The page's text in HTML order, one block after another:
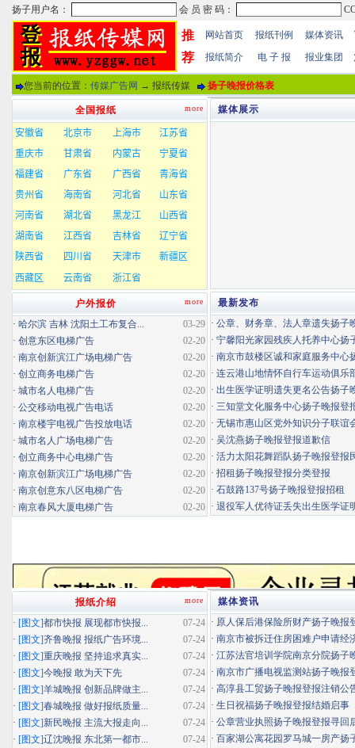
推
荐
网站首页 报纸刊例 媒体资讯
报纸简介 电 子 报 报业集团
您当前的位置： 传媒广告网 → 报纸传媒 扬子晚报价格表
媒体展示
最新发布
· 公章、财务章、法人章遗失扬子
· 宁馨阳光家园残疾人托养中心扬
· 南京市鼓楼区诚和家庭服务中心
· 连云港山地情怀自行车运动俱乐
· 出生医学证明遗失更名公告扬子
· 三知堂文化服务中心扬子晚报登
· 无锡市惠山区党外知识分子联谊
· 吴沈燕扬子晚报登报道歉信
· 活力太阳花舞蹈队扬子晚报登报
· 招租扬子晚报登报分类登报
· 石鼓路137号扬子晚报登报招租
· 退役军人优待证丢失出生医学证
more
全国报纸
more
户外报价
03-29
· 哈尔滨 吉林 沈阳土工布复合...
02-20
· 创意东区电梯广告
02-20
· 南京创新滨江广场电梯广告
02-20
· 创立商务电梯广告
02-20
· 城市名人电梯广告
02-20
· 公交移动电视广告电话
02-20
· 南京楼宇电视广告投放电话
02-20
· 城市名人广场电梯广告
02-20
· 创立商务中心电梯广告
02-20
· 南京创新滨江广场电梯广告
02-20
· 南京创意东八区电梯广告
02-20
· 南京春风大厦电梯广告
媒体资讯
· 原人保后港保险所财产扬子晚报
· 南京市被拆迁住房困难户申请经
· 江苏法官培训学院南京分院扬子
· 南京市广播电视监测站扬子晚报
· 高淳县工贸扬子晚报登报注销公
· 生日祝福扬子晚报登报结婚启事
· 公章营业执照扬子晚报登报寻回
· 百家湖公寓花园罗马城一房产扬
more
报纸介绍
07-24
· [图文]都市快报 展现都市快报...
07-24
· [图文]齐鲁晚报 报纸广告环境...
07-24
· [图文]重庆晚报 坚持追求真实...
07-24
· [图文]今晚报 敢为天下先
07-24
· [图文]羊城晚报 创新品牌做主...
07-24
· [图文]春城晚报 做好报纸质量...
07-24
· [图文]新民晚报 主流大报走向...
07-24
· [图文]辽沈晚报 东北第一都市...